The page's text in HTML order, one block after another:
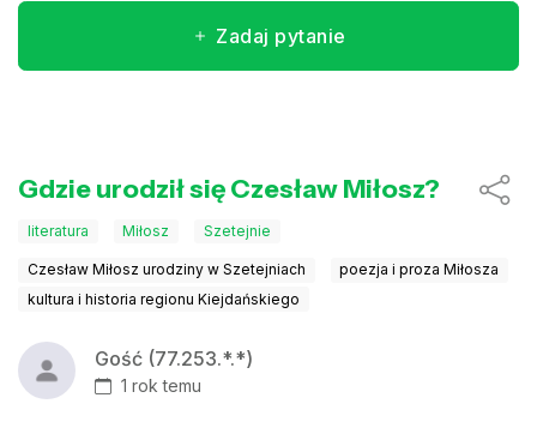
Zadaj pytanie
Gdzie urodził się Czesław Miłosz?
literatura Miłosz Szetejnie
Czesław Miłosz urodziny w Szetejniach
poezja i proza Miłosza
kultura i historia regionu Kiejdańskiego
Gość (77.253.*.*)
1 rok temu